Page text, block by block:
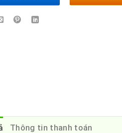
Thông tin thanh toán